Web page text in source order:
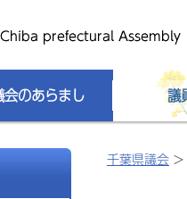
会のあらまし 議
千葉県議会 >